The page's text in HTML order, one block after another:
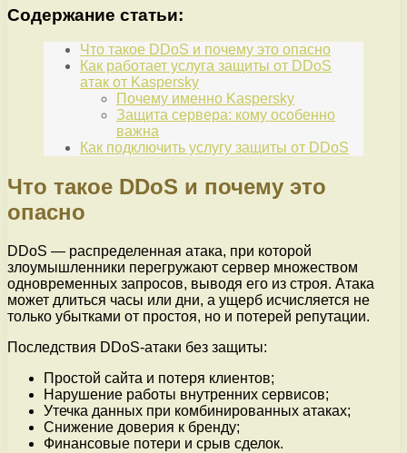
Содержание статьи:
Что такое DDoS и почему это опасно
Как работает услуга защиты от DDoS
атак от Kaspersky
Почему именно Kaspersky
Защита сервера: кому особенно
важна
Как подключить услугу защиты от DDoS
Что такое DDoS и почему это
опасно
DDoS — распределенная атака, при которой
злоумышленники перегружают сервер множеством
одновременных запросов, выводя его из строя. Атака
может длиться часы или дни, а ущерб исчисляется не
только убытками от простоя, но и потерей репутации.
Последствия DDoS-атаки без защиты:
Простой сайта и потеря клиентов;
Нарушение работы внутренних сервисов;
Утечка данных при комбинированных атаках;
Снижение доверия к бренду;
Финансовые потери и срыв сделок.